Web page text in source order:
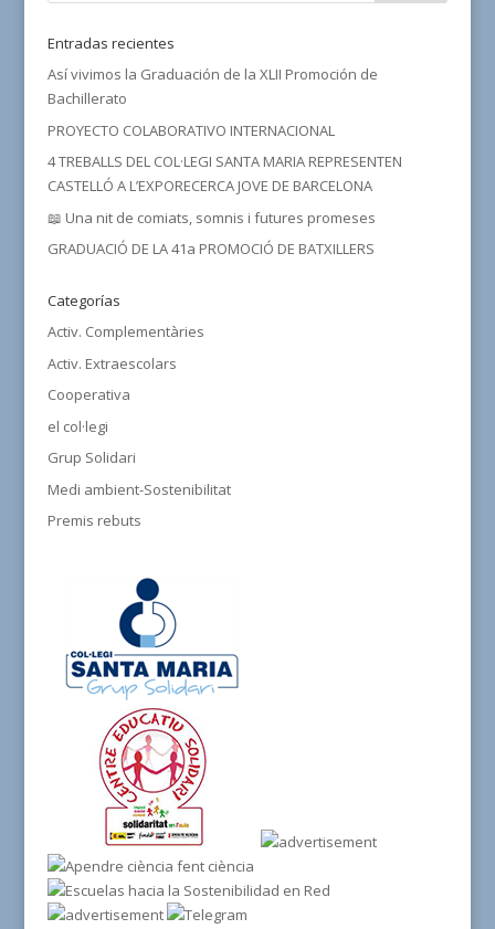
Entradas recientes
Así vivimos la Graduación de la XLII Promoción de
Bachillerato
PROYECTO COLABORATIVO INTERNACIONAL
4 TREBALLS DEL COL·LEGI SANTA MARIA REPRESENTEN
CASTELLÓ A L’EXPORECERCA JOVE DE BARCELONA
📖 Una nit de comiats, somnis i futures promeses
GRADUACIÓ DE LA 41a PROMOCIÓ DE BATXILLERS
Categorías
Activ. Complementàries
Activ. Extraescolars
Cooperativa
el col·legi
Grup Solidari
Medi ambient-Sostenibilitat
Premis rebuts